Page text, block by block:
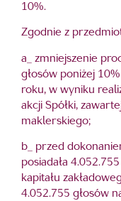
10%.
Zgodnie z
a_ zmniejszenie
głosów poniżej
roku, w wyniku
akcji Spółki,
maklerskiego;
b_ przed
posiadała
kapitału
4.052.755 głosów